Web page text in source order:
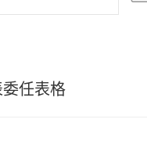
任表格